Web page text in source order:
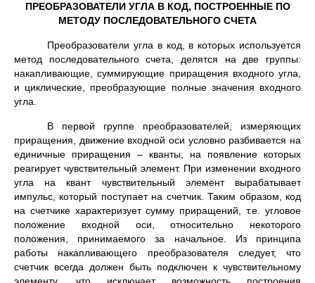
ПРЕОБРАЗОВАТЕЛИ УГЛА В КОД, ПОСТРОЕННЫЕ ПО
МЕТОДУ ПОСЛЕДОВАТЕЛЬНОГО СЧЕТА
Преобразователи угла в код, в которых используется
метод последовательного счета, делятся на две группы:
накапливающие, суммирующие приращения входного угла,
и циклические, преобразующие полные значения входного
угла.
В первой группе преобразователей, измеряющих
при­ращения, движение входной оси условно разбивается на
единичные приращения – кванты, на появление которых
реагирует чувствительный элемент. При изменении вход­ного
угла на квант чувствительный элемент вырабатыва­ет
импульс, который поступает на счетчик. Таким обра­зом, код
на счетчике характеризует сумму приращений, т.е. угловое
положение входной оси, относительно неко­торого
положения, принимаемого за начальное. Из прин­ципа
работы накапливающего преобразователя следует, что
счетчик всегда должен быть подключен к чувствитель­ному